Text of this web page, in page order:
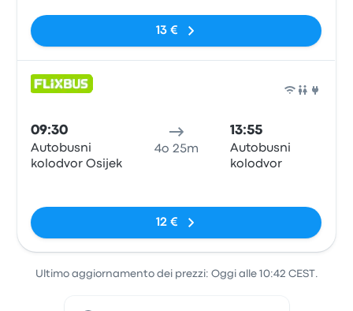
13 €
09:30
Autobusni
kolodvor Osijek
4o 25m
13:55
Autobusni
kolodvor
12 €
Ultimo aggiornamento dei prezzi: Oggi alle 10:42 CEST.